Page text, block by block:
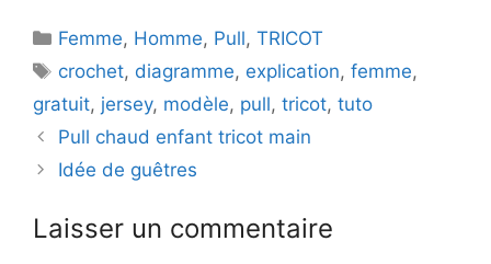
Catégories
Femme, Homme, Pull,TRICOT
Étiquettes
crochet, diagramme, explication,femme,
gratuit, jersey, modèle, pull, tricot, tuto
Pull chaud enfant tricot main
Idée de guêtres
Laisser un commentaire